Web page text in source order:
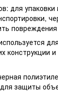
для
повреждения
конструкции и
защиты